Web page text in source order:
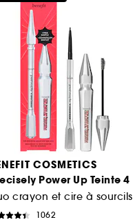
COSMETICS
Power Up Teinte 4
crayon et cire à sourcils
1062